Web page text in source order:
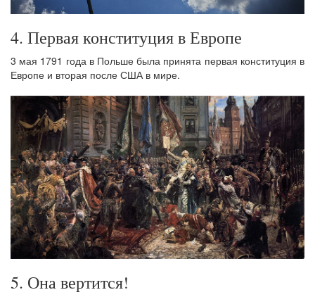
4. Первая конституция в Европе
3 мая 1791 года в Польше была принята первая конституция в
Европе и вторая после США в мире.
5. Она вертится!